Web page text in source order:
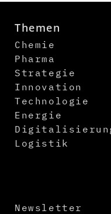
Themen
Chemie
Pharma
Strategie
Innovation
Technologie
Energie
Logistik
Newsletter